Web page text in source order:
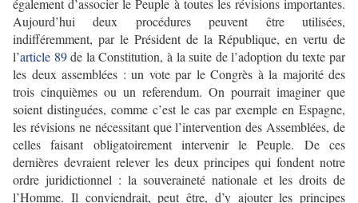
également d’associer le Peuple à toutes les révisions importantes.
Aujourd’hui deux procédures peuvent être utilisées,
indifféremment, par le Président de la République, en vertu de
l’article 89de la Constitution, à la suite de l’adoption du texte par
les deux assemblées : un vote par le Congrès à la majorité des
trois cinquièmes ou un referendum. On pourrait imaginer que
soient distinguées, comme c’est le cas par exemple en Espagne,
les révisions ne nécessitant que l’intervention des Assemblées, de
celles faisant obligatoirement intervenir le Peuple. De ces
dernières devraient relever les deux principes qui fondent notre
ordre juridictionnel : la souveraineté nationale et les droits de
l’Homme. Il conviendrait, peut être, d’y ajouter les principes